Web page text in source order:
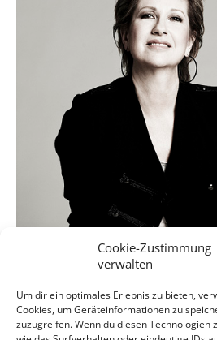
Cookie-Zustimmung
verwalten
Um dir ein optimales Erlebnis zu bieten,
Cookies, um Geräteinformationen zu
zuzugreifen. Wenn du diesen Technologien